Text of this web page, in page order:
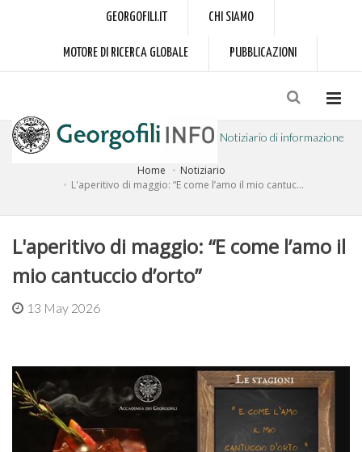
GEORGOFILI.IT CHI SIAMO
MOTORE DI RICERCA GLOBALE PUBBLICAZIONI
Notiziario di informazione
a cura dell'Accademia dei Georgofili
Home
Notiziario
L'aperitivo di maggio: “E come l’amo il mio cantuc...
L'aperitivo di maggio: “E come l’amo il
mio cantuccio d’orto”
13 May 2026